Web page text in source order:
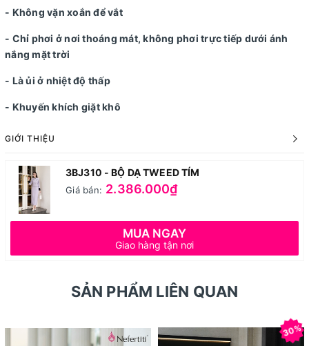
- Không vặn xoắn để vắt
- Chỉ phơi ở nơi thoáng mát, không phơi trực tiếp dưới ánh
nắng mặt trời
- Là ủi ở nhiệt độ thấp
- Khuyến khích giặt khô
GIỚI THIỆU
3BJ310 - BỘ DẠ TWEED TÍM
Giá bán: 2.386.000₫
MUA NGAY
Giao hàng tận nơi
SẢN PHẨM LIÊN QUAN
30%